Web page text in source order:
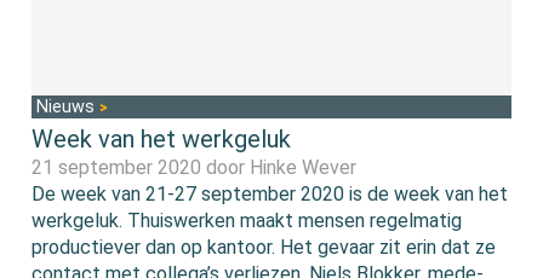
Nieuws
Week van het werkgeluk
21 september 2020 door Hinke Wever
De week van 21-27 september 2020 is de week van het
werkgeluk. Thuiswerken maakt mensen regelmatig
productiever dan op kantoor. Het gevaar zit erin dat ze